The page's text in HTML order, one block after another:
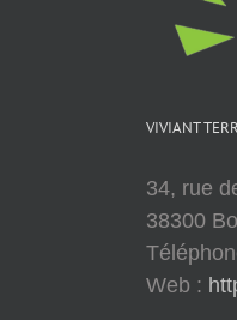
VIVIANT
34, rue
38300
Web :